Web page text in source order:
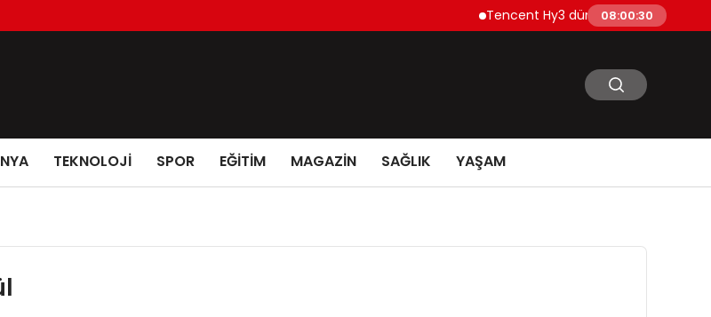
Tencent Hy3 dünya genelinde kullanıma
08:00:31
TEKNOLOJİ SPOR EĞİTİM MAGAZİN SAĞLIK YAŞAM